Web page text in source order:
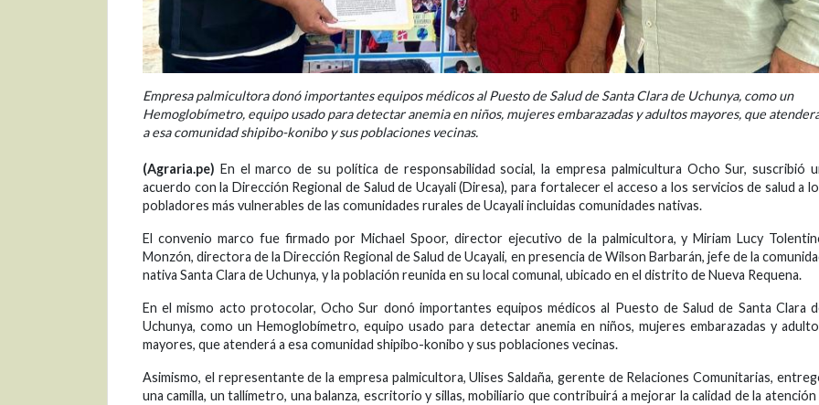
Empresa palmicultora donó importantes equipos médicos al Puesto de Salud de Santa Clara de Uchunya, como un
Hemoglobímetro, equipo usado para detectar anemia en niños, mujeres embarazadas y adultos mayores, que
a esa comunidad shipibo-konibo y sus poblaciones vecinas.
(Agraria.pe) En el marco de su política de responsabilidad social, la empresa palmicultura Ocho Sur, suscribió
acuerdo con la Dirección Regional de Salud de Ucayali (Diresa), para fortalecer el acceso a los servicios de salud a
pobladores más vulnerables de las comunidades rurales de Ucayali incluidas comunidades nativas.
El convenio marco fue firmado por Michael Spoor, director ejecutivo de la palmicultora, y Miriam Lucy
Monzón, directora de la Dirección Regional de Salud de Ucayali, en presencia de Wilson Barbarán, jefe de la
nativa Santa Clara de Uchunya, y la población reunida en su local comunal, ubicado en el distrito de Nueva Requena.
En el mismo acto protocolar, Ocho Sur donó importantes equipos médicos al Puesto de Salud de Santa Clara
Uchunya, como un Hemoglobímetro, equipo usado para detectar anemia en niños, mujeres embarazadas y
mayores, que atenderá a esa comunidad shipibo-konibo y sus poblaciones vecinas.
Asimismo, el representante de la empresa palmicultora, Ulises Saldaña, gerente de Relaciones Comunitarias,
una camilla, un tallímetro, una balanza, escritorio y sillas, mobiliario que contribuirá a mejorar la calidad de la atención